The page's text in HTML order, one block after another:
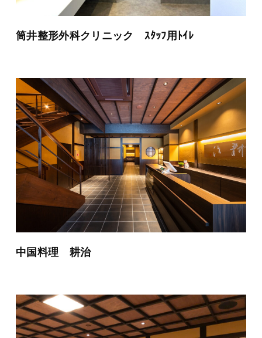
筒井整形外科クリニック ｽﾀｯﾌ用ﾄｲﾚ
中国料理 耕治